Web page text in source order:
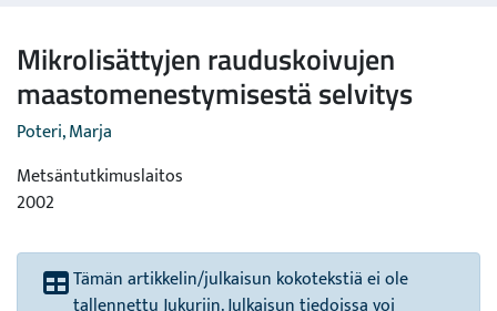
Mikrolisättyjen rauduskoivujen
maastomenestymisestä selvitys
Poteri, Marja
Metsäntutkimuslaitos
2002
Tämän artikkelin/julkaisun kokotekstiä ei ole